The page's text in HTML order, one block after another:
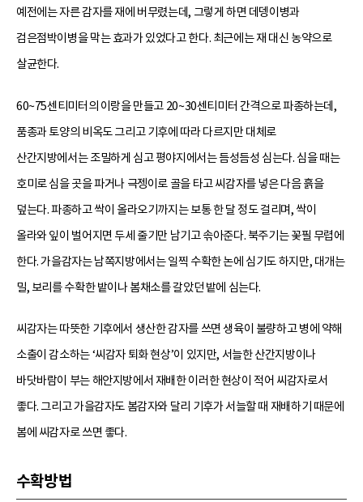
예전에는 자른 감자를 재에 버무렸는데, 그렇게 하면 데뎅이병과
검은점박이병을 막는 효과가 있었다고 한다. 최근에는 재 대신 농약으로
살균한다.
60~75센티미터의 이랑을 만들고 20~30센티미터 간격으로 파종하는데,
품종과 토양의 비옥도 그리고 기후에 따라 다르지만 대체로
산간지방에서는 조밀하게 심고 평야지에서는 듬성듬성 심는다. 심을 때는
호미로 심을 곳을 파거나 극젱이로 골을 타고 씨감자를 넣은 다음 흙을
덮는다. 파종하고 싹이 올라오기까지는 보통 한 달 정도 걸리며, 싹이
올라와 잎이 벌어지면 두세 줄기만 남기고 솎아준다. 북주기는 꽃필 무렵에
한다. 가을감자는 남쪽지방에서는 일찍 수확한 논에 심기도 하지만, 대개는
밀, 보리를 수확한 밭이나 봄채소를 갈았던 밭에 심는다.
씨감자는 따뜻한 기후에서 생산한 감자를 쓰면 생육이 불량하고 병에 약해
소출이 감소하는 ‘씨감자 퇴화 현상’이 있지만, 서늘한 산간지방이나
바닷바람이 부는 해안지방에서 재배한 이러한 현상이 적어 씨감자로서
좋다. 그리고 가을감자도 봄감자와 달리 기후가 서늘할 때 재배하기 때문에
봄에 씨감자로 쓰면 좋다.
수확방법